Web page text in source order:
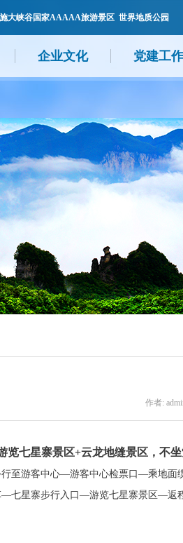
大峡谷国家AAAAA旅游景区 世界地质公园
企业文化 党建工作
作者:
览七星寨景区+云龙地缝景区，不
行至游客中心—游客中心检票口—乘地
—七星寨步行入口—游览七星寨景区—返